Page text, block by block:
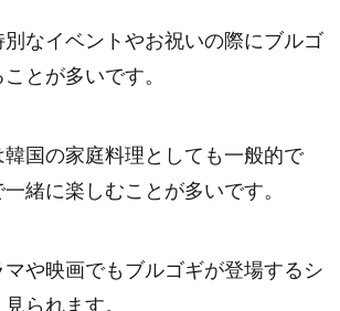
なイベントやお祝いの際にブルゴ
とが多いです。
韓国の家庭料理としても一般的で
緒に楽しむことが多いです。
や映画でもブルゴギが登場するシ
られます。